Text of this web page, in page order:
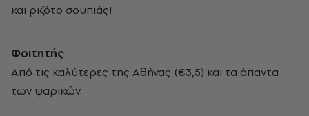
και ριζότο σουπιάς!
Φοιτητής
Από τις καλύτερες της Αθήνας (€3,5) και τα άπαντα
των ψαρικών.